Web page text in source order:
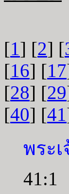
[1] [2] [
[16] [17
[28] [29
[40] [41
พระ
41:1